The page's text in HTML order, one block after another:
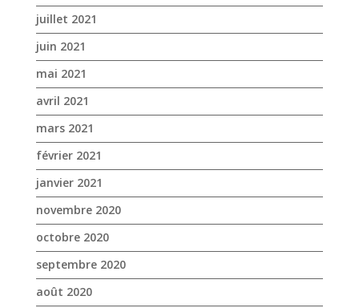
juillet 2021
juin 2021
mai 2021
avril 2021
mars 2021
février 2021
janvier 2021
novembre 2020
octobre 2020
septembre 2020
août 2020